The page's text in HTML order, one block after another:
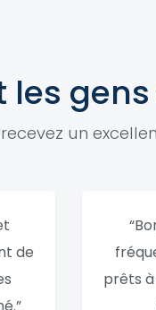
les
un
de
prêts